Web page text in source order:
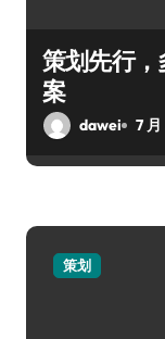
策划先行
案
dawei 7
策划